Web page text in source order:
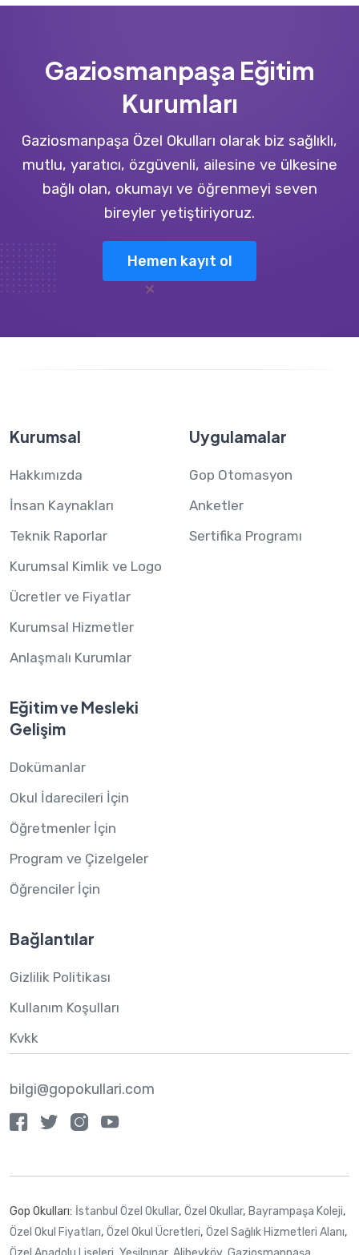
Gaziosmanpaşa Eğitim
Kurumları
Gaziosmanpaşa Özel Okulları olarak biz sağlıklı,
mutlu, yaratıcı, özgüvenli, ailesine ve ülkesine
bağlı olan, okumayı ve öğrenmeyi seven
bireyler yetiştiriyoruz.
Hemen kayıt ol
Kurumsal
Hakkımızda
İnsan Kaynakları
Teknik Raporlar
Kurumsal Kimlik ve Logo
Ücretler ve Fiyatlar
Kurumsal Hizmetler
Anlaşmalı Kurumlar
Uygulamalar
Gop Otomasyon
Anketler
Sertifika Programı
Eğitim ve Mesleki
Gelişim
Dokümanlar
Okul İdarecileri İçin
Öğretmenler İçin
Program ve Çizelgeler
Öğrenciler İçin
Bağlantılar
Gizlilik Politikası
Kullanım Koşulları
Kvkk
bilgi@gopokullari.com
Gop Okulları: İstanbul Özel Okullar, Özel Okullar, Bayrampaşa Koleji,
Özel Okul Fiyatları, Özel Okul Ücretleri, Özel Sağlık Hizmetleri Alanı,